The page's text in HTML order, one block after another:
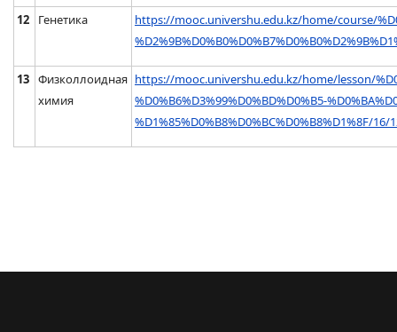
12 Генетика
https://mooc.univershu.edu.kz/home/course/
13 Физколлоидная
химия
https://mooc.univershu.edu.kz/home/lesson/
%D0%B6%D3%99%D0%BD%D0%B5-
%D1%85%D0%B8%D0%BC%D0%B8%D1%8F/16/